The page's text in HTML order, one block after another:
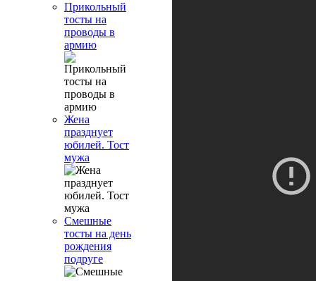
Прикольный
тосты на
проводы в
армию
Жена
празднует
юбилей. Тост
мужа
Смешные
тосты на день
рождения
подруге